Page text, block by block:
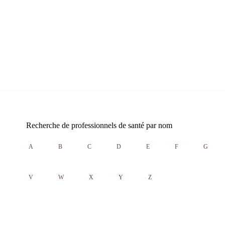
Recherche de professionnels de santé par nom
A B C D E F G
V W X Y Z